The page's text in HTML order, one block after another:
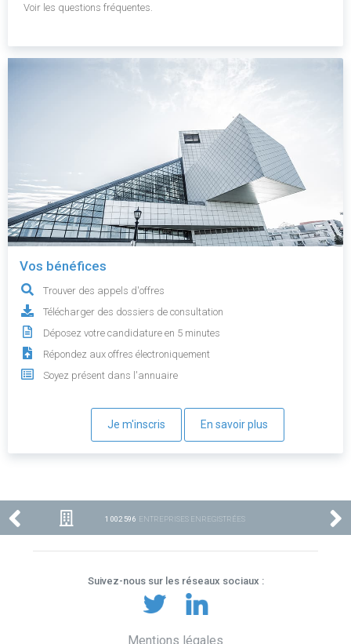
Voir les questions fréquentes.
Vos bénéfices
Trouver des appels d'offres
Télécharger des dossiers de consultation
Déposez votre candidature en 5 minutes
Répondez aux offres électroniquement
Soyez présent dans l'annuaire
Je m'inscris En savoir plus
1 002 596 ENTREPRISES ENREGISTRÉES
Suivez-nous sur les réseaux sociaux :
Mentions légales